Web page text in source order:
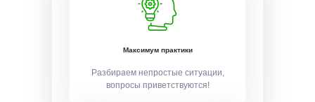
Максимум практики
Разбираем непростые ситуации,
вопросы приветствуются!